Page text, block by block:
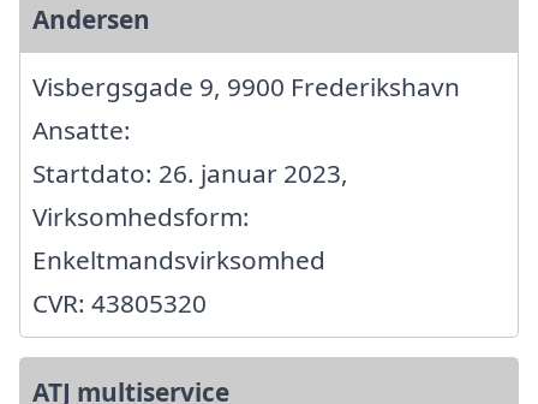
Andersen
Visbergsgade 9, 9900 Frederikshavn
Ansatte:
Startdato: 26. januar 2023,
Virksomhedsform:
Enkeltmandsvirksomhed
CVR: 43805320
ATJ multiservice